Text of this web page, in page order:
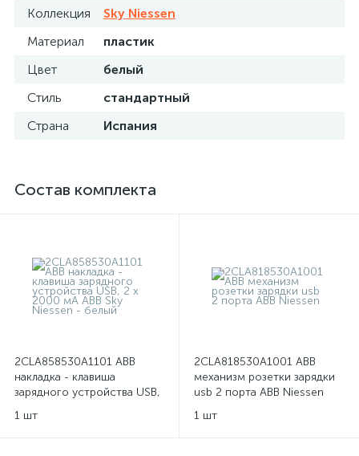
Коллекция
Sky Niessen
Материал
пластик
Цвет
белый
Стиль
стандартный
Страна
Испания
Состав комплекта
2CLA858530A1101 ABB
накладка - клавиша
зарядного устройства USB,
Niessen - белый
1 шт
2CLA818530A1001 ABB
механизм розетки зарядки
usb 2 порта ABB Niessen
1 шт